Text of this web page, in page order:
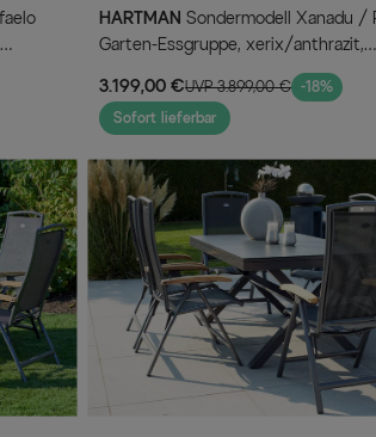
HARTMAN
Garten-Essgruppe, xerix/anthrazit,
Alu/Glaskeramik, 10 Stapelsessel,
220/280x100cm
3.199,00 €UVP 3.899,00 € -18%
Sofort lieferbar